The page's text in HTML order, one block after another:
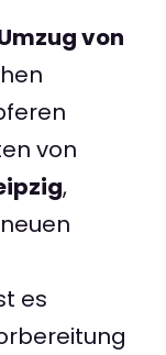
von
von
,
es